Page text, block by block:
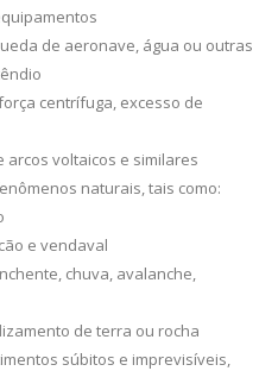
de aeronave, água ou outras
centrífuga, excesso de
arcos voltaicos e similares
naturais, tais como:
e vendaval
chuva, avalanche,
de terra ou rocha
súbitos e imprevisíveis,